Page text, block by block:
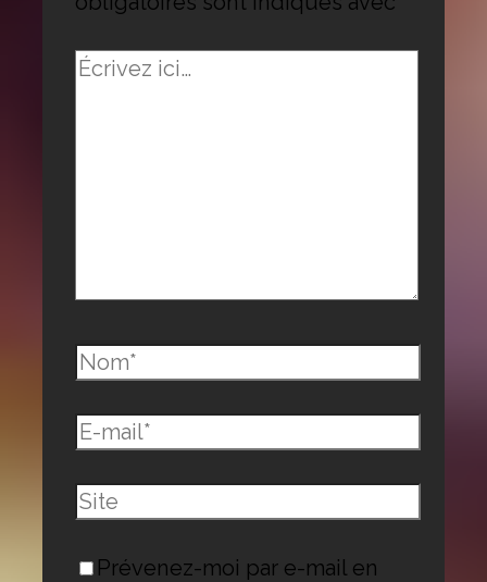
Écrivez
Nom*
E-
mail*
Site
Prévenez-moi par e-mail en